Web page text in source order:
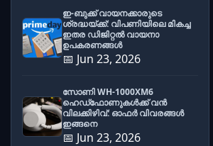
ഇ-ബുക്ക് വായനക്കാരുടെ
ശ്രദ്ധയ്ക്ക്: വിപണിയിലെ മികച്ച
ഇതര ഡിജിറ്റൽ വായനാ
ഉപകരണങ്ങൾ
📅 Jun 23, 2026
സോണി WH-1000XM6
ഹെഡ്‌ഫോണുകൾക്ക് വൻ
വിലക്കിഴിവ്: ഓഫർ വിവരങ്ങൾ
ഇങ്ങനെ
📅 Jun 23, 2026